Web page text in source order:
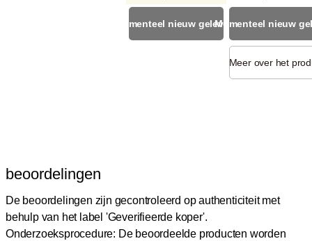
Momenteel nieuw geleverdMomenteel nieuw
Meer over het
beoordelingen
De beoordelingen zijn gecontroleerd op authenticiteit met
behulp van het label 'Geverifieerde koper'.
Onderzoeksprocedure: De beoordeelde producten worden